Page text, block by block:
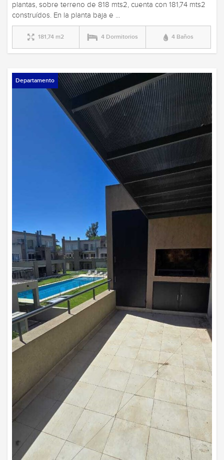
plantas, sobre terreno de 818 mts2, cuenta con 181,74 mts2
construídos. En la planta baja e ...
181,74 m2 4 Dormitorios 4 Baños
Departamento